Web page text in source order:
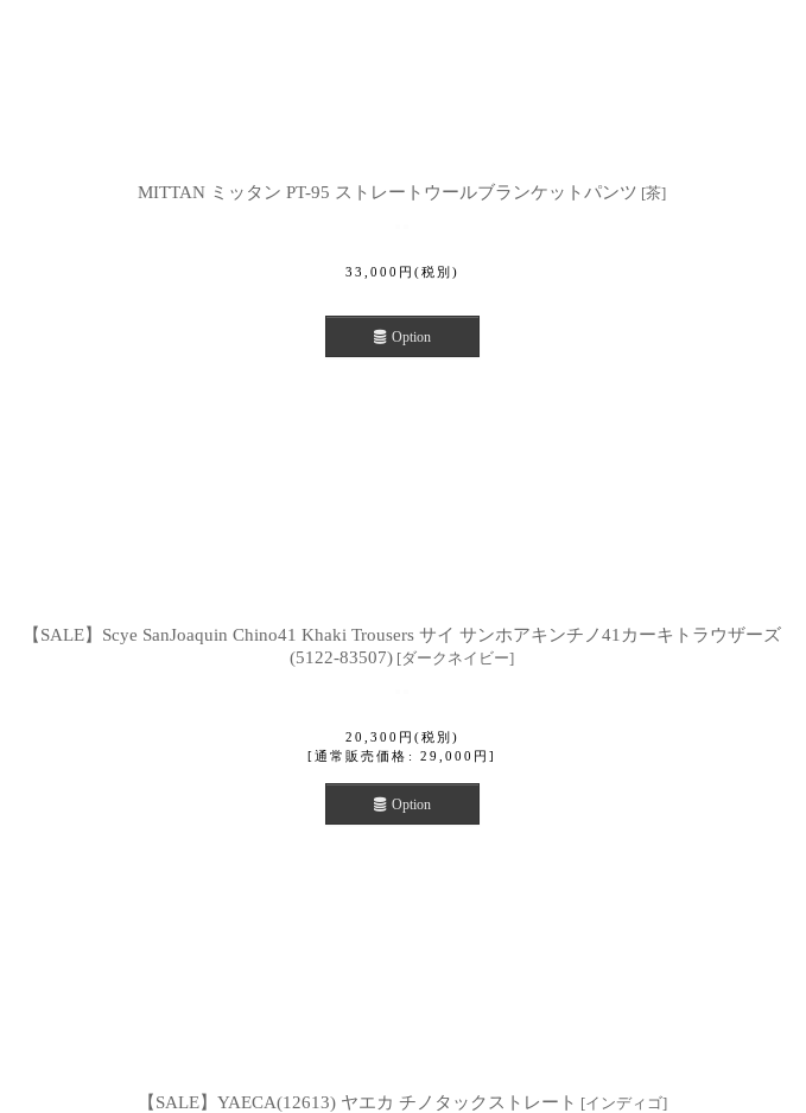
MITTAN ミッタン PT-95 ストレートウールブランケットパンツ [茶]
33,000 円 (税別)
Option
【SALE】Scye SanJoaquin Chino41 Khaki Trousers サイ サンホアキンチノ41カーキトラウザーズ
(5122-83507) [ダークネイビー]
20,300 円 (税別)
[通常販売価格 : 29,000 円 ]
Option
【SALE】YAECA(12613) ヤエカ チノタックストレート [インディゴ]